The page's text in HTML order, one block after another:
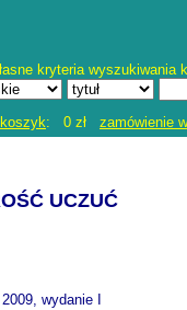
kryteria wyszukiwania
: 0 zł zamówienie
UCZUĆ
wydanie I